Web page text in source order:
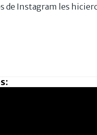
de Instagram les